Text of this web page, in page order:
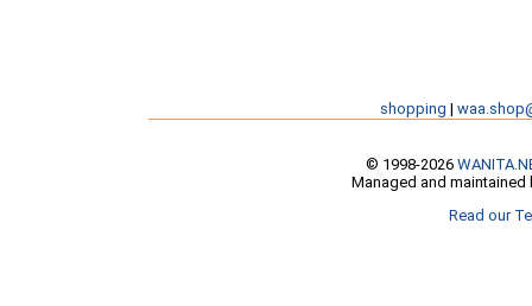
shopping |
© 1998-2026
Managed and maintained
Read our